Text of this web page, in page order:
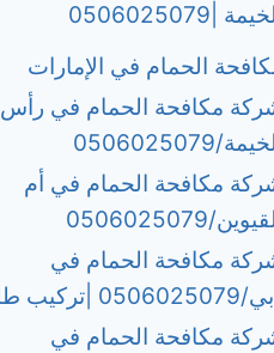
|0506025079
الحمام في الإمارات
مكافحة الحمام في رأس
0506025079
مكافحة الحمام في أم
0506025079
مكافحة الحمام في
|تركيب طارد الحمام
مكافحة الحمام في